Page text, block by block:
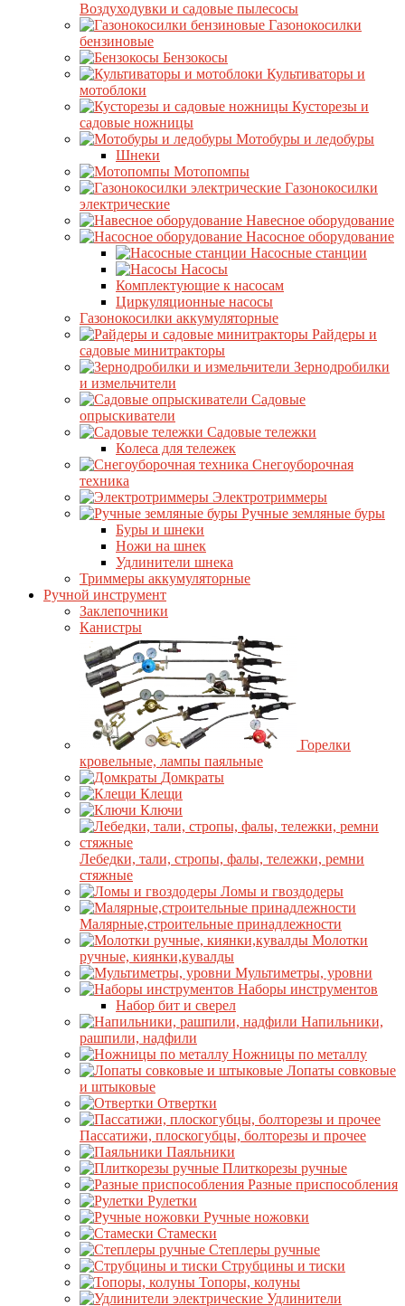
Воздуходувки и садовые пылесосы
Газонокосилки
бензиновые
Бензокосы
Культиваторы и
мотоблоки
Кусторезы и
садовые ножницы
Мотобуры и ледобуры
Шнеки
Мотопомпы
Газонокосилки
электрические
Навесное оборудование
Насосное оборудование
Насосные станции
Насосы
Комплектующие к насосам
Циркуляционные насосы
Газонокосилки аккумуляторные
Райдеры и
садовые минитракторы
Зернодробилки
и измельчители
Садовые
опрыскиватели
Садовые тележки
Колеса для тележек
Снегоуборочная
техника
Электротриммеры
Ручные земляные буры
Буры и шнеки
Ножи на шнек
Удлинители шнека
Триммеры аккумуляторные
Ручной инструмент
Заклепочники
Канистры
Горелки
кровельные, лампы паяльные
Домкраты
Клещи
Ключи
Лебедки, тали, стропы, фалы, тележки, ремни
стяжные
Ломы и гвоздодеры
Малярные,строительные принадлежности
Молотки
ручные, киянки,кувалды
Мультиметры, уровни
Наборы инструментов
Набор бит и сверел
Напильники,
рашпили, надфили
Ножницы по металлу
Лопаты совковые
и штыковые
Отвертки
Пассатижи, плоскогубцы, болторезы и прочее
Паяльники
Плиткорезы ручные
Разные приспособления
Рулетки
Ручные ножовки
Стамески
Степлеры ручные
Струбцины и тиски
Топоры, колуны
Удлинители